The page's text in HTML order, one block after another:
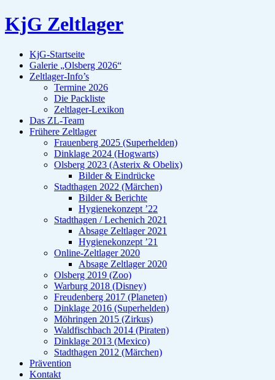
KjG Zeltlager
KjG-Startseite
Galerie „Olsberg 2026“
Zeltlager-Info’s
Termine 2026
Die Packliste
Zeltlager-Lexikon
Das ZL-Team
Frühere Zeltlager
Frauenberg 2025 (Superhelden)
Dinklage 2024 (Hogwarts)
Olsberg 2023 (Asterix & Obelix)
Bilder & Eindrücke
Stadthagen 2022 (Märchen)
Bilder & Berichte
Hygienekonzept ’22
Stadthagen / Lechenich 2021
Absage Zeltlager 2021
Hygienekonzept ’21
Online-Zeltlager 2020
Absage Zeltlager 2020
Olsberg 2019 (Zoo)
Warburg 2018 (Disney)
Freudenberg 2017 (Planeten)
Dinklage 2016 (Superhelden)
Möhringen 2015 (Zirkus)
Waldfischbach 2014 (Piraten)
Dinklage 2013 (Mexico)
Stadthagen 2012 (Märchen)
Prävention
Kontakt